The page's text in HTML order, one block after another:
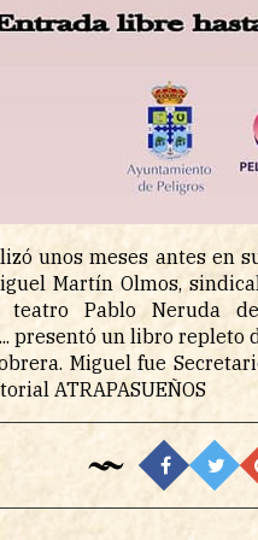
unos meses antes en
Martín Olmos,
Pablo Neruda
presentó un libro
Miguel fue
ATRAPASUEÑOS